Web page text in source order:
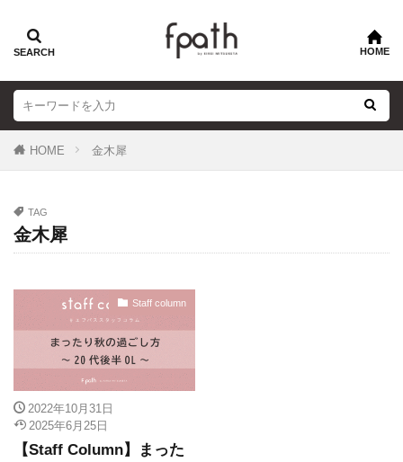
HOME 金木犀
TAG
金木犀
Staff column
2022年10月31日
2025年6月25日
【Staff Column】まった